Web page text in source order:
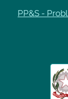
PP&S -